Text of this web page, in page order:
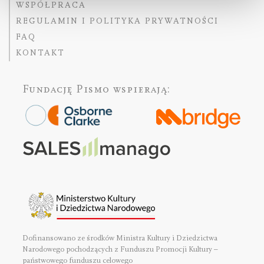
WSPÓŁPRACA
REGULAMIN I POLITYKA PRYWATNOŚCI
FAQ
KONTAKT
Fundację Pismo wspierają:
Dofinansowano ze środków Ministra Kultury i Dziedzictwa
Narodowego pochodzących z Funduszu Promocji Kultury –
państwowego funduszu celowego